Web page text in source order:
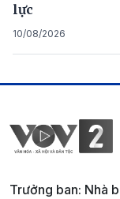
lực
10/08/2026
Trưởng ban: Nhà